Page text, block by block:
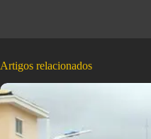
Artigos relacionados